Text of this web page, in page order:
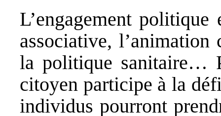
L’engagement
associative,
la politique sanitaire…
citoyen participe à la
individus pourront